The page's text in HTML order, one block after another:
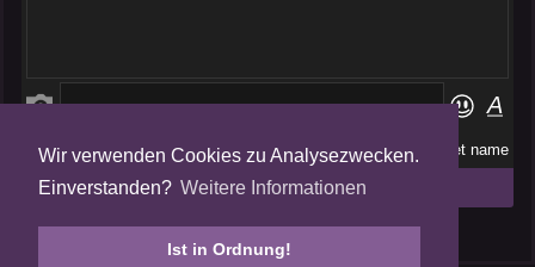
Wir verwenden Cookies zu Analysezwecken.
Einverstanden? Weitere Informationen
Ist in Ordnung!
Folge uns auf
Tweets by AmalgamFansubs